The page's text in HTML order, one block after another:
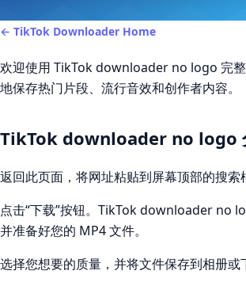
← TikTok Downloader Home
欢迎使用 TikTok downloader no logo 完
地保存热门片段、流行音效和创作者内容。
TikTok downloader no logo
返回此页面，将网址粘贴到屏幕顶部的搜索
点击“下载”按钮。TikTok downloader no
并准备好您的 MP4 文件。
选择您想要的质量，并将文件保存到相册或